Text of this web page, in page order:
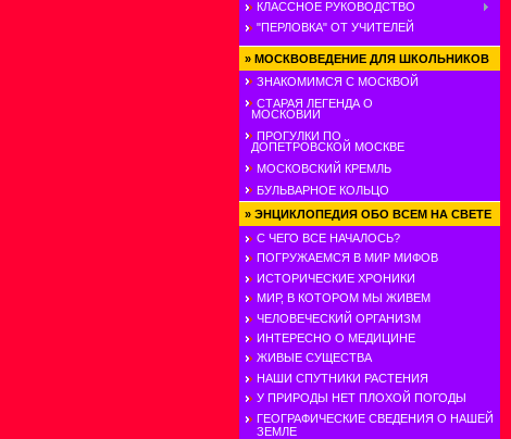
КЛАССНОЕ РУКОВОДСТВО
"ПЕРЛОВКА" ОТ УЧИТЕЛЕЙ
» МОСКВОВЕДЕНИЕ ДЛЯ ШКОЛЬНИКОВ
ЗНАКОМИМСЯ С МОСКВОЙ
СТАРАЯ ЛЕГЕНДА О
МОСКОВИИ
ПРОГУЛКИ ПО
ДОПЕТРОВСКОЙ МОСКВЕ
МОСКОВСКИЙ КРЕМЛЬ
БУЛЬВАРНОЕ КОЛЬЦО
» ЭНЦИКЛОПЕДИЯ ОБО ВСЕМ НА СВЕТЕ
С ЧЕГО ВСЕ НАЧАЛОСЬ?
ПОГРУЖАЕМСЯ В МИР МИФОВ
ИСТОРИЧЕСКИЕ ХРОНИКИ
МИР, В КОТОРОМ МЫ ЖИВЕМ
ЧЕЛОВЕЧЕСКИЙ ОРГАНИЗМ
ИНТЕРЕСНО О МЕДИЦИНЕ
ЖИВЫЕ СУЩЕСТВА
НАШИ СПУТНИКИ РАСТЕНИЯ
У ПРИРОДЫ НЕТ ПЛОХОЙ ПОГОДЫ
ГЕОГРАФИЧЕСКИЕ СВЕДЕНИЯ О НАШЕЙ
ЗЕМЛЕ